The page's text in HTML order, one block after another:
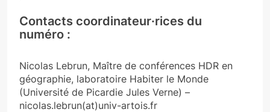
Contacts coordinateur·rices du
numéro :
Nicolas Lebrun, Maître de conférences HDR en
géographie, laboratoire Habiter le Monde
(Université de Picardie Jules Verne) –
nicolas.lebrun(at)univ-artois.fr